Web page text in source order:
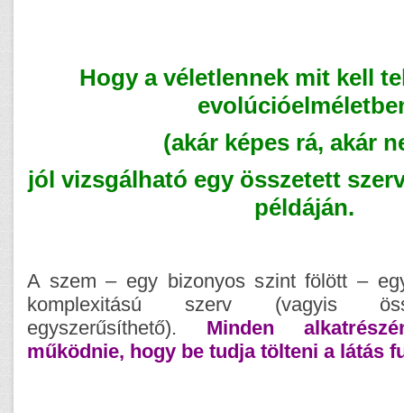
Hogy a véletlennek mit kell
(akár képes rá, akár
jól vizsgálható egy összetett
példáján.
A szem – egy bizonyos szint fölött –
komplexitású szerv (vagyis
egyszerűsíthető). Minden
működnie, hogy be tudja tölteni a látás